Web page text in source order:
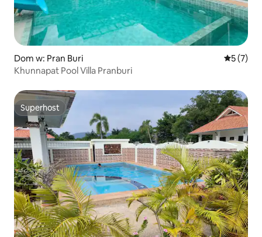
Dom w: Pran Buri Średnia
5 (7)
Khunnapat Pool Villa Pranburi
Superhost
Superhost